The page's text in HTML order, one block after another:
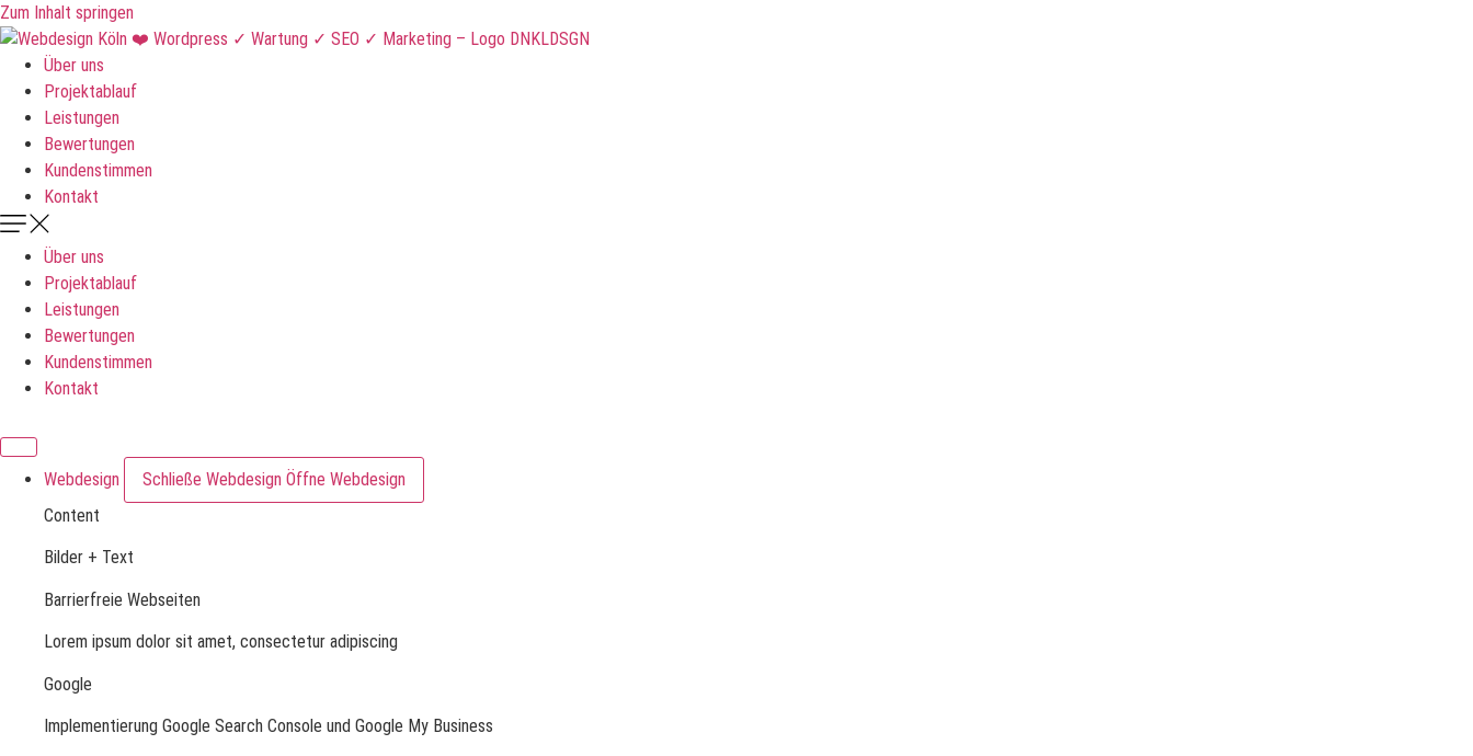
Zum Inhalt springen
Über uns
Projektablauf
Leistungen
Bewertungen
Kundenstimmen
Kontakt
Über uns
Projektablauf
Leistungen
Bewertungen
Kundenstimmen
Kontakt
Webdesign Schließe Webdesign Öffne Webdesign
Content
Bilder + Text
Barrierfreie Webseiten
Lorem ipsum dolor sit amet, consectetur adipiscing
Google
Implementierung Google Search Console und Google My Business